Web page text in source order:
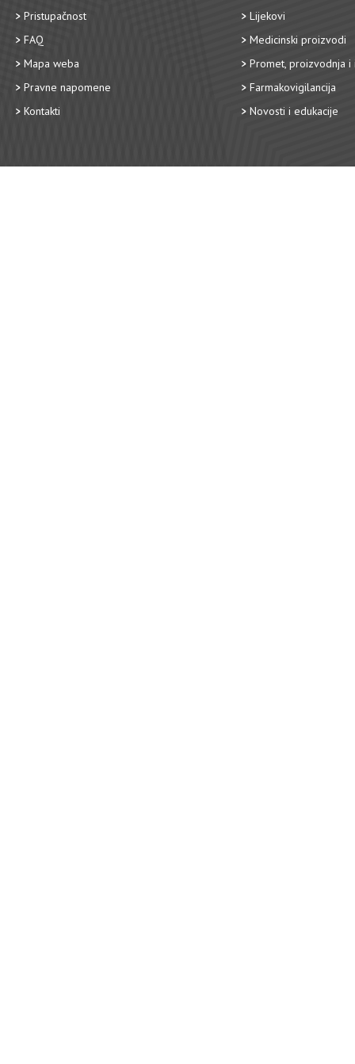
Pristupačnost
FAQ
Mapa weba
Pravne napomene
Kontakti
Lijekovi
Medicinski proizvodi
Promet, proizvodnja i
Farmakovigilancija
Novosti i edukacije